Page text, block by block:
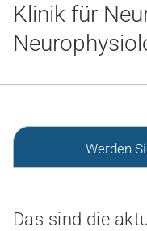
Gesundheit & Medizin
Klinik für
Werden
Das sind die